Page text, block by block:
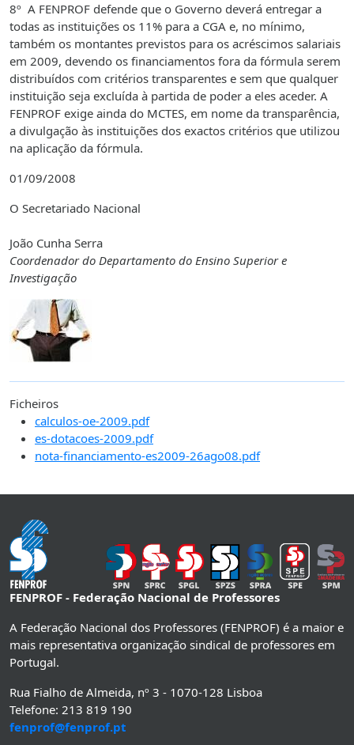
8º A FENPROF defende que o Governo deverá entregar a
todas as instituições os 11% para a CGA e, no mínimo,
também os montantes previstos para os acréscimos salariais
em 2009, devendo os financiamentos fora da fórmula serem
distribuídos com critérios transparentes e sem que qualquer
instituição seja excluída à partida de poder a eles aceder. A
FENPROF exige ainda do MCTES, em nome da transparência,
a divulgação às instituições dos exactos critérios que utilizou
na aplicação da fórmula.
01/09/2008
O Secretariado Nacional
João Cunha Serra
Coordenador do Departamento do Ensino Superior e
Investigação
Ficheiros
calculos-oe-2009.pdf
es-dotacoes-2009.pdf
nota-financiamento-es2009-26ago08.pdf
FENPROF - Federação Nacional de Professores
A Federação Nacional dos Professores (FENPROF) é a maior e
mais representativa organização sindical de professores em
Portugal.
Rua Fialho de Almeida, nº 3 - 1070-128 Lisboa
Telefone: 213 819 190
fenprof@fenprof.pt